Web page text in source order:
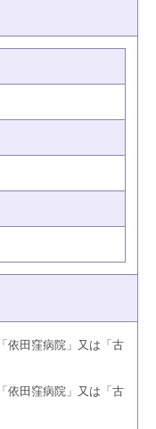
依田窪病院」又は「古
依田窪病院」又は「古